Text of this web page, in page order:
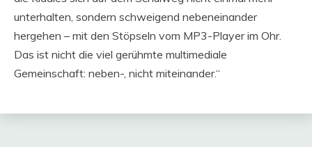
unterhalten, sondern schweigend nebeneinander
hergehen – mit den Stöpseln vom MP3-Player im Ohr.
Das ist nicht die viel gerühmte multimediale
Gemeinschaft: neben-, nicht miteinander.“